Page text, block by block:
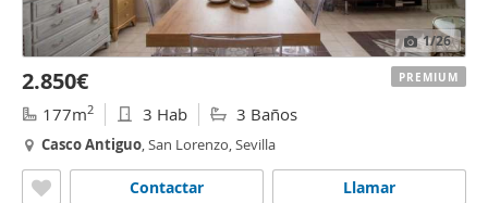
1/26
2.850€
177m2 3 Hab 3 Baños
CascoAntiguo, San Lorenzo, Sevilla
Llamar
Contactar
PREMIUM